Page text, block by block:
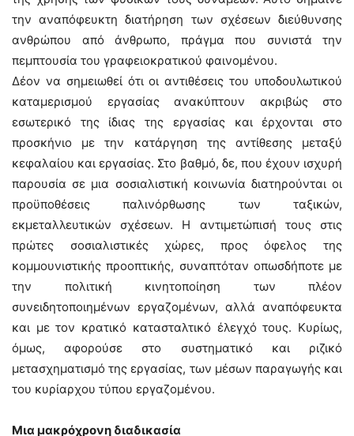
την αναπόφευκτη διατήρηση των σχέσεων διεύθυνσης
ανθρώπου από άνθρωπο, πράγμα που συνιστά την
πεμπτουσία του γραφειοκρατικού φαινομένου.
Δέον να σημειωθεί ότι οι αντιθέσεις του υποδουλωτικού
καταμερισμού εργασίας ανακύπτουν ακριβώς στο
εσωτερικό της ίδιας της εργασίας και έρχονται στο
προσκήνιο με την κατάργηση της αντίθεσης μεταξύ
κεφαλαίου και εργασίας. Στο βαθμό, δε, που έχουν ισχυρή
παρουσία σε μια σοσιαλιστική κοινωνία διατηρούνται οι
προϋποθέσεις παλινόρθωσης των ταξικών,
εκμεταλλευτικών σχέσεων. Η αντιμετώπισή τους στις
πρώτες σοσιαλιστικές χώρες, προς όφελος της
κομμουνιστικής προοπτικής, συναπτόταν οπωσδήποτε με
την πολιτική κινητοποίηση των πλέον
συνειδητοποιημένων εργαζομένων, αλλά αναπόφευκτα
και με τον κρατικό κατασταλτικό έλεγχό τους. Κυρίως,
όμως, αφορούσε στο συστηματικό και ριζικό
μετασχηματισμό της εργασίας, των μέσων παραγωγής και
του κυρίαρχου τύπου εργαζομένου.
Μια μακρόχρονη διαδικασία